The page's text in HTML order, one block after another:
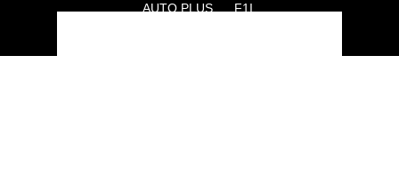
AUTO PLUS F1I